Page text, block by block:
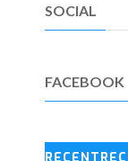
SOCIAL
FACEBOOK